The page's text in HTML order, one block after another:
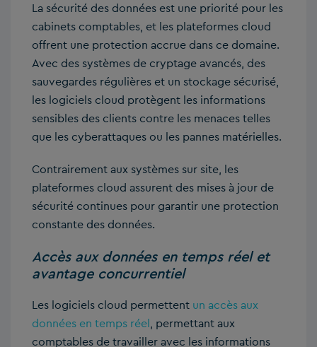
La sécurité des données est une priorité pour les
cabinets comptables, et les plateformes cloud
offrent une protection accrue dans ce domaine.
Avec des systèmes de cryptage avancés, des
sauvegardes régulières et un stockage sécurisé,
les logiciels cloud protègent les informations
sensibles des clients contre les menaces telles
que les cyberattaques ou les pannes matérielles.
Contrairement aux systèmes sur site, les
plateformes cloud assurent des mises à jour de
sécurité continues pour garantir une protection
constante des données.
Accès aux données en temps réel et
avantage concurrentiel
Les logiciels cloud permettent un accès aux
données en temps réel, permettant aux
comptables de travailler avec les informations